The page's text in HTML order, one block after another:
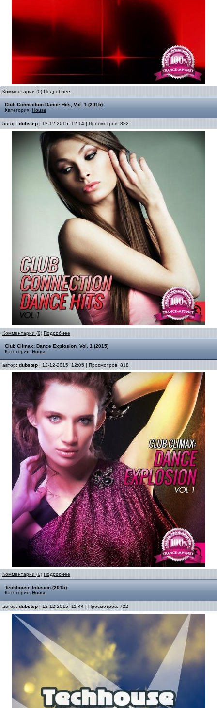
Комментарии (0) Подробнее
Club Connection Dance Hits, Vol. 1 (2015)
Категория: House
автор: dubstep | 12-12-2015, 12:14 | Просмотров: 882
Комментарии (0) Подробнее
Club Climax: Dance Explosion, Vol. 1 (2015)
Категория: House
автор: dubstep | 12-12-2015, 12:05 | Просмотров: 818
Комментарии (0) Подробнее
Techhouse Infusion (2015)
Категория: House
автор: dubstep | 12-12-2015, 11:44 | Просмотров: 722